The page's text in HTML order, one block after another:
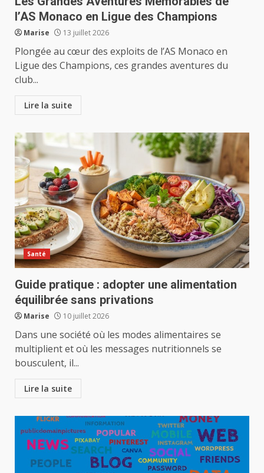
l’AS Monaco en Ligue des Champions
Marise 13 juillet 2026
Plongée au cœur des exploits de l’AS Monaco en
Ligue des Champions, ces grandes aventures du
club...
Lire la suite
Santé
Guide pratique : adopter une alimentation
équilibrée sans privations
Marise 10 juillet 2026
Dans une société où les modes alimentaires se
multiplient et où les messages nutritionnels se
bousculent, il...
Lire la suite